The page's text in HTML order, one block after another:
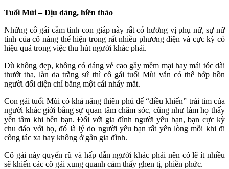
Tuổi Mùi – Dịu dàng, hiền thảo
Những cô gái cầm tinh con giáp này rất có hương vị phụ nữ, sự nữ
tính của cô nàng thể hiện trong rất nhiều phương diện và cực kỳ có
hiệu quả trong việc thu hút người khác phái.
Dù không đẹp, không có dáng vẻ cao gầy mềm mại hay mái tóc dài
thướt tha, làn da trắng sứ thì cô gái tuổi Mùi vẫn có thể hớp hồn
người đối diện chỉ bằng một cái nháy mắt.
Con gái tuổi Mùi có khả năng thiên phú để “điều khiển” trái tim của
người khác giới bằng sự quan tâm chăm sóc, cũng như làm họ thấy
yên tâm khi bên bạn. Đối với gia đình người yêu bạn, bạn cực kỳ
chu đáo với họ, đó là lý do người yêu bạn rất yên lòng mỗi khi đi
công tác xa hay không ở gần gia đình.
Cô gái này quyến rũ và hấp dẫn người khác phái nên có lẽ ít nhiều
sẽ khiến các cô gái xung quanh cảm thấy ghen tị, phiền phức.